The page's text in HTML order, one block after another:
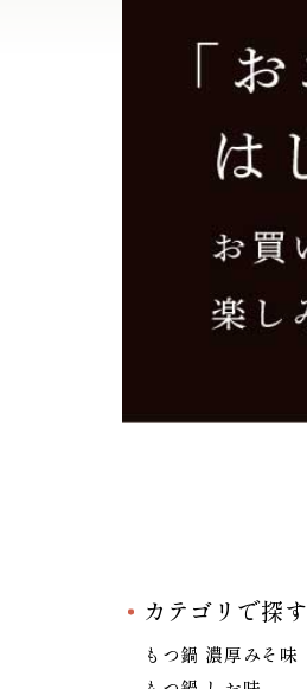
カテゴリで探す
もつ鍋 濃厚みそ味